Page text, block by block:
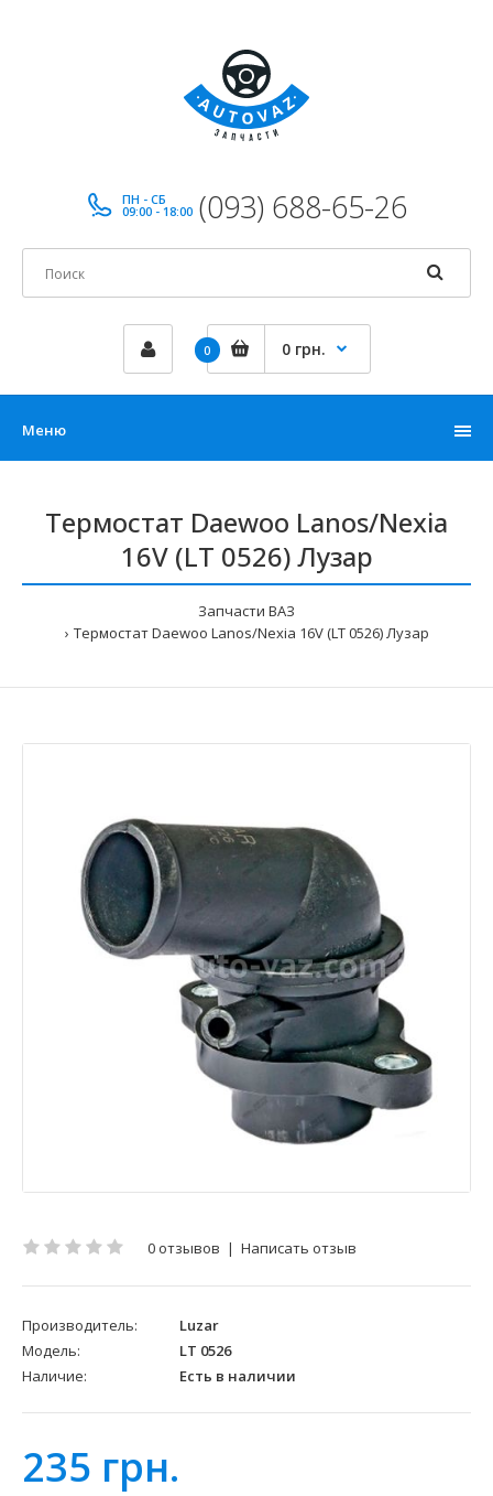
ПН - СБ
09:00 - 18:00 (093) 688-65-26
0 0 грн.
Меню
Термостат Daewoo Lanos/Nexia
16V (LT 0526) Лузар
Запчасти ВАЗ
Термостат Daewoo Lanos/Nexia 16V (LT 0526) Лузар
0 отзывов | Написать отзыв
Производитель:
Luzar
Модель:
LT 0526
Наличие:
Есть в наличии
235 грн.